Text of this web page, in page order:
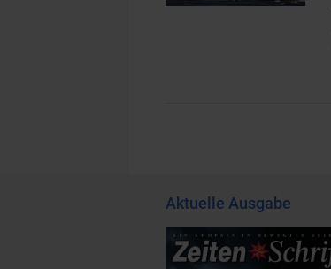
Aktuelle Ausgabe